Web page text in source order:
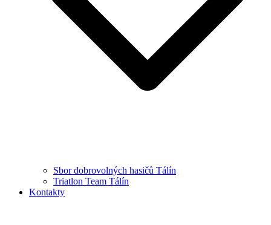
Sbor dobrovolných hasičů Tálín
Triatlon Team Tálín
Kontakty